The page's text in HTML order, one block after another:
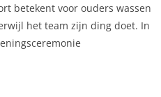
betekent voor ouders wassen
het team zijn ding doet. In